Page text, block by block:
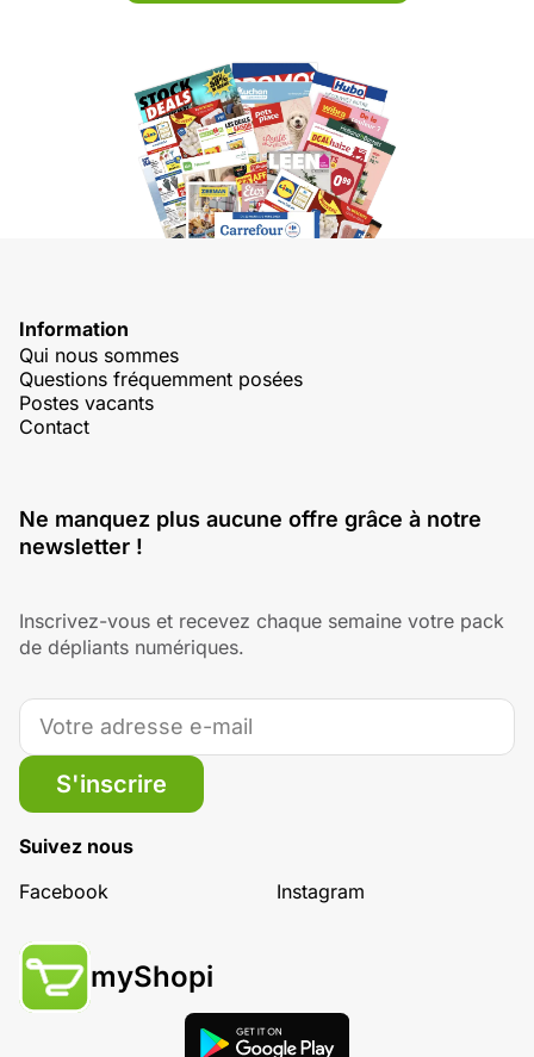
Information
Qui nous sommes
Questions fréquemment posées
Postes vacants
Contact
Ne manquez plus aucune offre grâce à notre
newsletter !
Inscrivez-vous et recevez chaque semaine votre pack
de dépliants numériques.
S'inscrire
Suivez nous
Facebook
Instagram
myShopi